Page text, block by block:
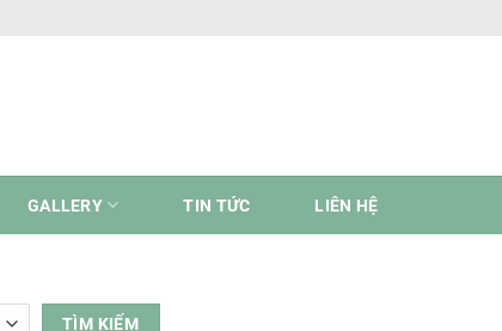
GALLERY TIN TỨC LIÊN HỆ